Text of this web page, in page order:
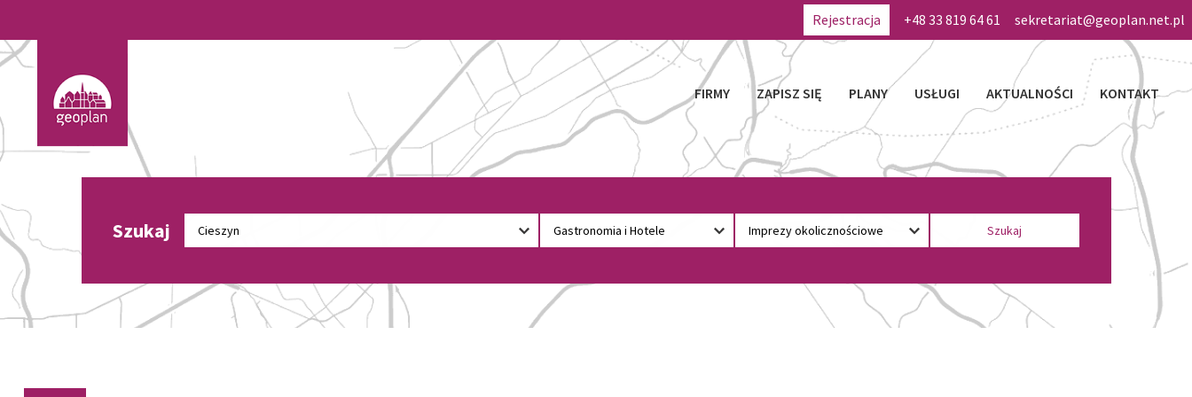
Rejestracja +48 33 819 64 61 sekretariat@geoplan.net.pl
FIRMY ZAPISZ SIĘ PLANY USŁUGI AKTUALNOŚCI KONTAKT
Szukaj